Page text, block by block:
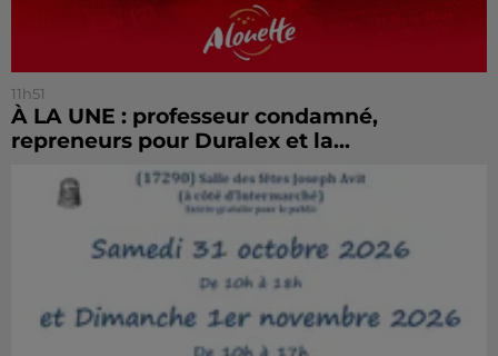
11h51
À LA UNE : professeur condamné,
repreneurs pour Duralex et la...